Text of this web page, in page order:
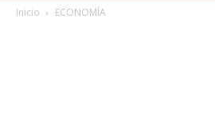
Inicio ECONOMÍA